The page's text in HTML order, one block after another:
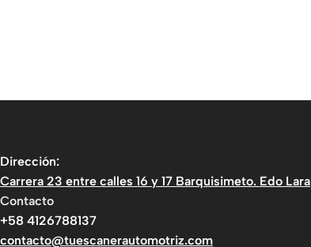
Dirección:
Carrera 23 entre calles 16 y 17 Barquisimeto. Edo Lara
Contacto
+58 4126788137
contacto@tuescanerautomotriz.com